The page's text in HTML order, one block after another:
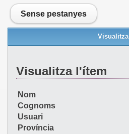
Sense pestanyes
Visualitza
Visualitza l'ítem
Nom
Cognoms
Usuari
Província